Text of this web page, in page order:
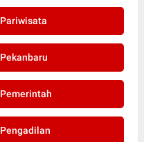
Pariwisata
Pekanbaru
Pemerintah
Pengadilan